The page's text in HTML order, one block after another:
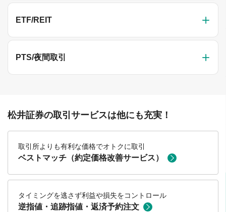
ETF/REIT
PTS/夜間取引
松井証券の取引サービスは他にも充実！
取引所よりも有利な価格でオトクに取引
ベストマッチ（約定価格改善サービス）
タイミングを逃さず利益や損失をコントロール
逆指値・追跡指値・返済予約注文